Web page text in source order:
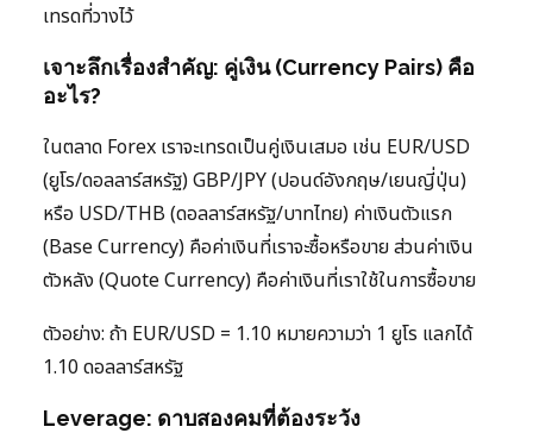
เทรดที่วางไว้
เจาะลึกเรื่องสำคัญ: คู่เงิน (Currency Pairs) คือ
อะไร?
ในตลาด Forex เราจะเทรดเป็นคู่เงินเสมอ เช่น EUR/USD
(ยูโร/ดอลลาร์สหรัฐ) GBP/JPY (ปอนด์อังกฤษ/เยนญี่ปุ่น)
หรือ USD/THB (ดอลลาร์สหรัฐ/บาทไทย) ค่าเงินตัวแรก
(Base Currency) คือค่าเงินที่เราจะซื้อหรือขาย ส่วนค่าเงิน
ตัวหลัง (Quote Currency) คือค่าเงินที่เราใช้ในการซื้อขาย
ตัวอย่าง: ถ้า EUR/USD = 1.10 หมายความว่า 1 ยูโร แลกได้
1.10 ดอลลาร์สหรัฐ
Leverage: ดาบสองคมที่ต้องระวัง